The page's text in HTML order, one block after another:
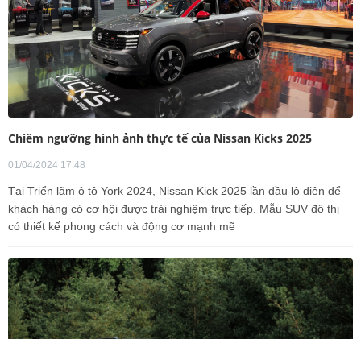
Chiêm ngưỡng hình ảnh thực tế của Nissan Kicks 2025
01/04/2024 17:48
Tại Triển lãm ô tô York 2024, Nissan Kick 2025 lần đầu lộ diện để
khách hàng có cơ hội được trải nghiệm trực tiếp. Mẫu SUV đô thị
có thiết kế phong cách và động cơ mạnh mẽ